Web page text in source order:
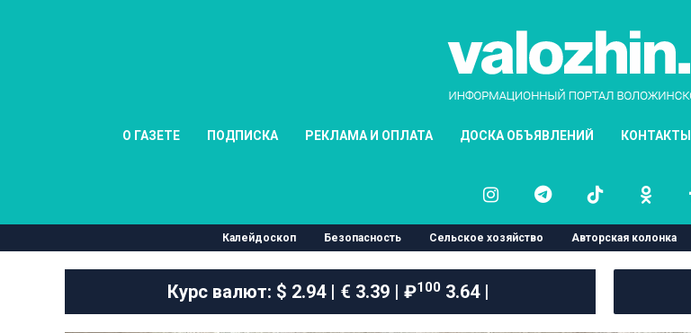
О ГАЗЕТЕ ПОДПИСКА РЕКЛАМА И ОПЛАТА ДОСКА ОБЪЯВЛЕНИЙ КОНТАКТЫ
Калейдоскоп Безопасность Сельское хозяйство Авторская колонка
Курс валют: $ 2.94 | € 3.39 | ₽1003.64 |